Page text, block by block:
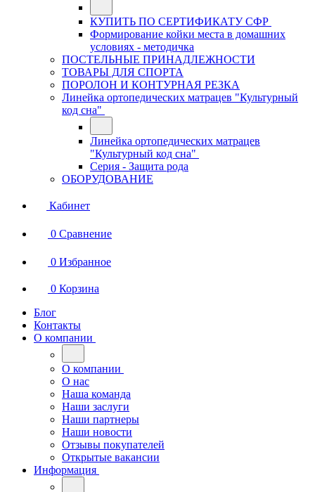
КУПИТЬ ПО СЕРТИФИКАТУ СФР
Формирование койки места в домашних
условиях - методичка
ПОСТЕЛЬНЫЕ ПРИНАДЛЕЖНОСТИ
ТОВАРЫ ДЛЯ СПОРТА
ПОРОЛОН И КОНТУРНАЯ РЕЗКА
Линейка ортопедических матрацев "Культурный
код сна"
Линейка ортопедических матрацев
"Культурный код сна"
Серия - Защита рода
ОБОРУДОВАНИЕ
Кабинет
0 Сравнение
0 Избранное
0 Корзина
Блог
Контакты
О компании
О компании
О нас
Наша команда
Наши заслуги
Наши партнеры
Наши новости
Отзывы покупателей
Открытые вакансии
Информация